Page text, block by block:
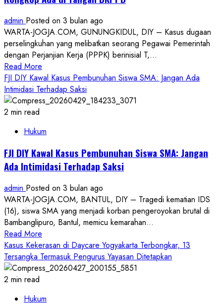
Polisi
Imbau
Orang
Tua
Segera
Lapor
admin Posted on 3 bulan ago
WARTA-JOGJA.COM, GUNUNGKIDUL, DIY – Kasus dugaan
perselingkuhan yang melibatkan seorang Pegawai Pemerintah
dengan Perjanjian Kerja (PPPK) berinisial T,...
Read More
more
about
Buntut
Nasib
SD
Rongkop
di
Tangan
BKPPD
FJI DIY Kawal Kasus Pembunuhan Siswa SMA: Jangan Ada
Intimidasi Terhadap Saksi
2 min read
Hukum
FJI DIY Kawal Kasus Pembunuhan Siswa SMA: Jangan
Ada Intimidasi Terhadap Saksi
admin Posted on 3 bulan ago
WARTA-JOGJA.COM, BANTUL, DIY – Tragedi kematian IDS
(16), siswa SMA yang menjadi korban pengeroyokan brutal di
Bambanglipuro, Bantul, memicu kemarahan...
Read More
more
about
FJI
Kasus
Kasus Kekerasan di Daycare Yogyakarta Terbongkar, 13
Tersangka Termasuk Pengurus Yayasan Ditetapkan
2 min read
Hukum